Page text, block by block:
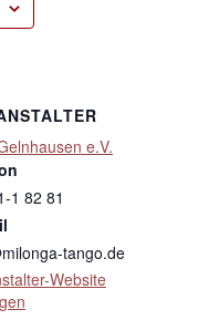
e.V.
1 82 81
tango.de
Website